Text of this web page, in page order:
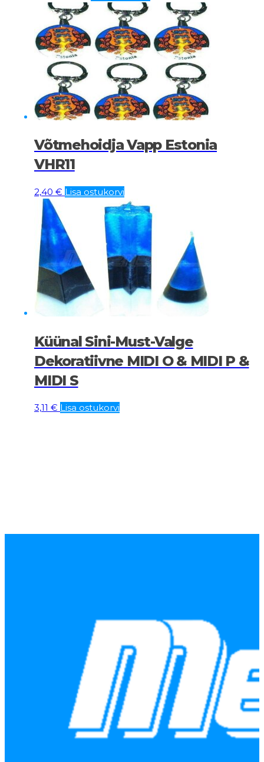
hind
oli:
1,68 €.
price
1,34 €.
Võtmehoidja Vapp Estonia
VHR11
2,40 € Lisa ostukorvi
Küünal Sini-Must-Valge
Dekoratiivne MIDI O & MIDI P &
MIDI S
3,11 € Lisa ostukorvi